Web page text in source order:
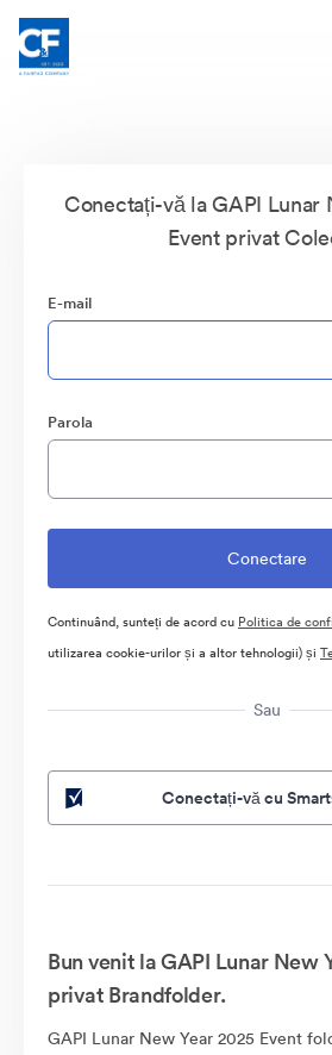
Conectați-vă la GAPI Lunar
Event privat
E-mail
Parola
Continuând, sunteți de acord cu Politica de
utilizarea cookie-urilor și a altor tehnologii) și
Sau
Conectați-vă cu
Bun venit la GAPI Lunar New
privat Brandfolder.
GAPI Lunar New Year 2025 Event